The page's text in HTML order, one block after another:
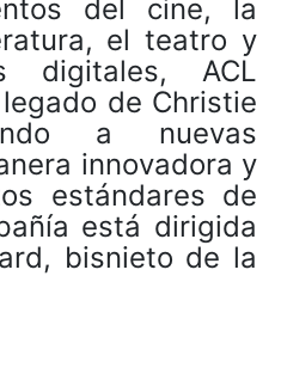
del cine, la
el teatro y
digitales, ACL
de Christie
a nuevas
innovadora y
estándares de
está dirigida
bisnieto de la